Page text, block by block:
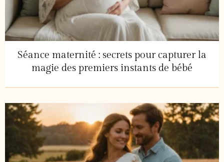
Séance maternité : secrets pour capturer la
magie des premiers instants de bébé